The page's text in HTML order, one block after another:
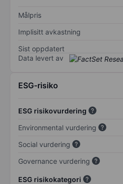
Målpris
Implisitt avkastning
Sist oppdatert
Data levert av
ESG-risiko
ESG risikovurdering
Environmental vurdering
Social vurdering
Governance vurdering
ESG risikokategori